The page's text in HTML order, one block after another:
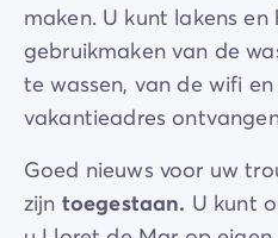
maken. U kunt lakens en
gebruikmaken van de
te wassen, van de wifi
vakantieadres
Goed nieuws voor uw
zijn toegestaan. U kunt